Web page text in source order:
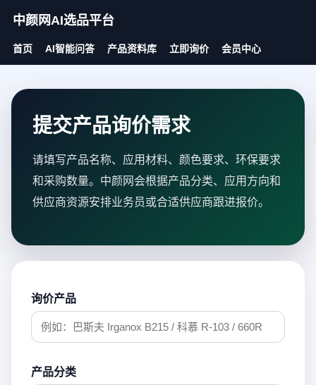
中颜网AI选品平台
首页 AI智能问答 产品资料库 立即询价 会员中心
提交产品询价需求
请填写产品名称、应用材料、颜色要求、环保要求
和采购数量。中颜网会根据产品分类、应用方向和
供应商资源安排业务员或合适供应商跟进报价。
询价产品
产品分类